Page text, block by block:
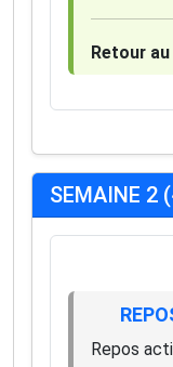
Retour
SEMAINE 2
Repos